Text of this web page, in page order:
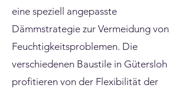
eine speziell angepasste
Dämmstrategie zur Vermeidung von
Feuchtigkeitsproblemen. Die
verschiedenen Baustile in Gütersloh
profitieren von der Flexibilität der